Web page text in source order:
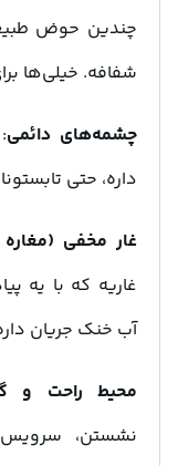
چندین حوض
شفافه. خیلی‌ها
چشمه‌های دائمی
داره، حتی
غار مخفی (مغاره
غاریه که با یه
آب خنک جریان
محیط راحت و
نشستن،